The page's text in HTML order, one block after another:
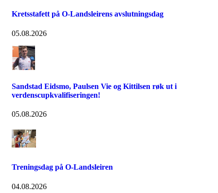
Kretsstafett på O-Landsleirens avslutningsdag
05.08.2026
Sandstad Eidsmo, Paulsen Vie og Kittilsen røk ut i
verdenscupkvalifiseringen!
05.08.2026
Treningsdag på O-Landsleiren
04.08.2026